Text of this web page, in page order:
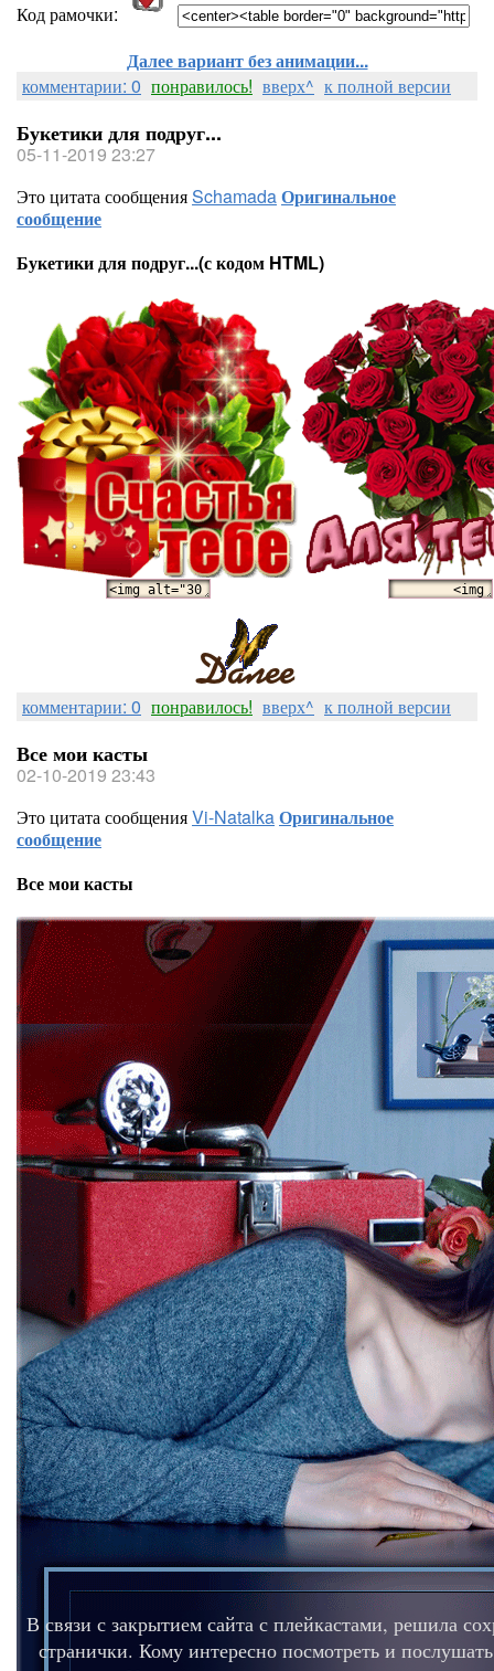
Код рамочки:
Далее вариант без анимации...
комментарии: 0 понравилось! вверх^ к полной версии
Букетики для подруг...
05-11-2019 23:27
Это цитата сообщенияSchamadaОригинальное
сообщение
Букетики для подруг...(с кодом HTML)
комментарии: 0 понравилось! вверх^ к полной версии
Все мои касты
02-10-2019 23:43
Это цитата сообщенияVi-NatalkaОригинальное
сообщение
Все мои касты
В связи с закрытием сайта с плейкастами, решила
странички. Кому интересно посмотреть и